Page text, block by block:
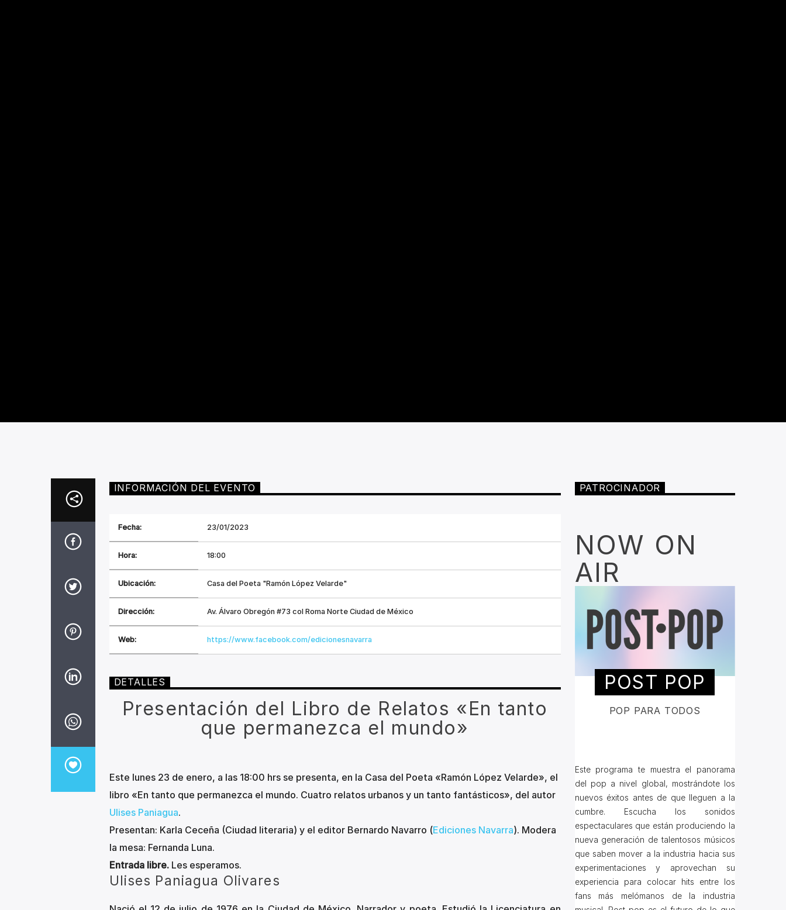
INFORMACIÓN DEL EVENTO
Fecha: 23/01/2023
Hora: 18:00
Ubicación: Casa del Poeta "Ramón López Velarde"
Dirección: Av. Álvaro Obregón #73 col Roma Norte Ciudad de México
Web: https://www.facebook.com/edicionesnavarra
DETALLES
Presentación del Libro de Relatos «En tanto
que permanezca el mundo»
Este lunes 23 de enero, a las 18:00 hrs se presenta, en la Casa del Poeta «Ramón López Velarde», el
libro «En tanto que permanezca el mundo. Cuatro relatos urbanos y un tanto fantásticos», del autor
Ulises Paniagua.
Presentan: Karla Ceceña (Ciudad literaria) y el editor Bernardo Navarro (Ediciones Navarra). Modera
la mesa: Fernanda Luna.
Entrada libre.Les esperamos.
Ulises Paniagua Olivares
PATROCINADOR
NOW ON
AIR
POST POP
POP PARA TODOS
Este programa te muestra el panorama
del pop a nivel global, mostrándote los
nuevos éxitos antes de que lleguen a la
cumbre. Escucha los sonidos
espectaculares que están produciendo la
nueva generación de talentosos músicos
que saben mover a la industria hacia sus
experimentaciones y aprovechan su
experiencia para colocar hits entre los
fans más melómanos de la industria